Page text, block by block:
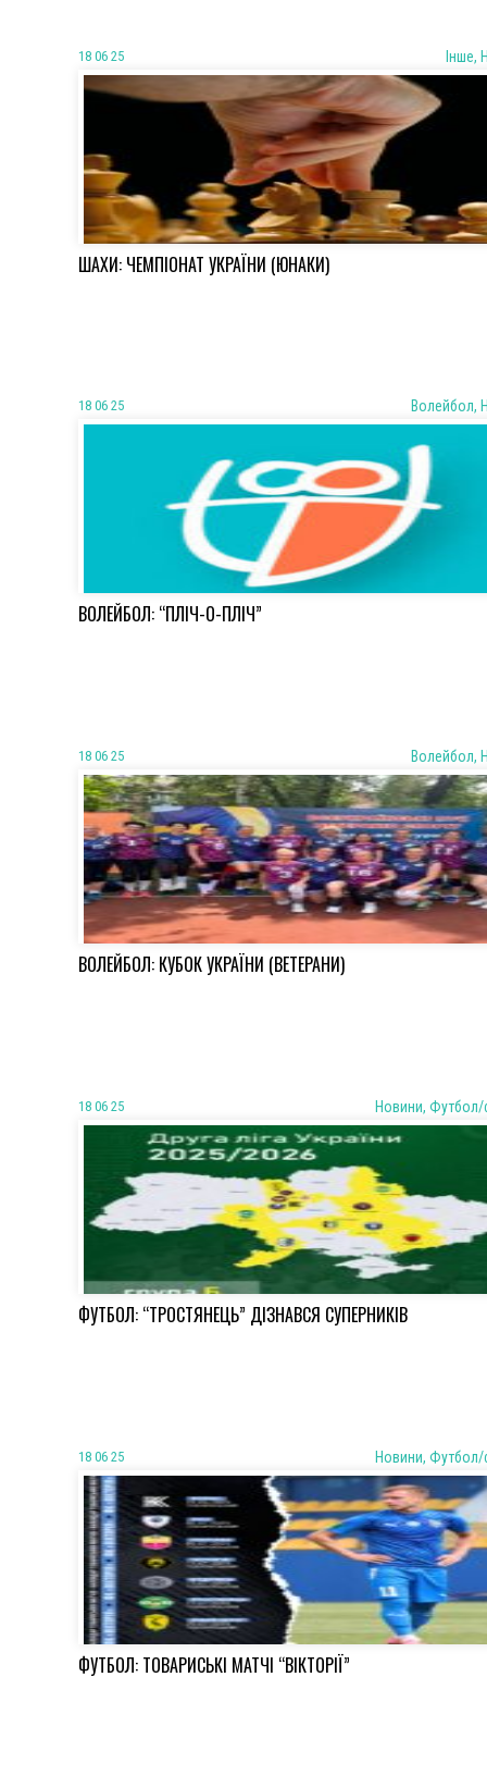
18 06 25 Iнше,
ШАХИ: ЧЕМПІОНАТ УКРАЇНИ (ЮНАКИ)
18 06 25 Волейбол,
ВОЛЕЙБОЛ: “ПЛІЧ-О-ПЛІЧ”
18 06 25 Волейбол,
ВОЛЕЙБОЛ: КУБОК УКРАЇНИ (ВЕТЕРАНИ)
18 06 25 Новини, Футбол/
ФУТБОЛ: “ТРОСТЯНЕЦЬ” ДІЗНАВСЯ СУПЕРНИКІВ
18 06 25 Новини, Футбол/
ФУТБОЛ: ТОВАРИСЬКІ МАТЧІ “ВІКТОРІЇ”